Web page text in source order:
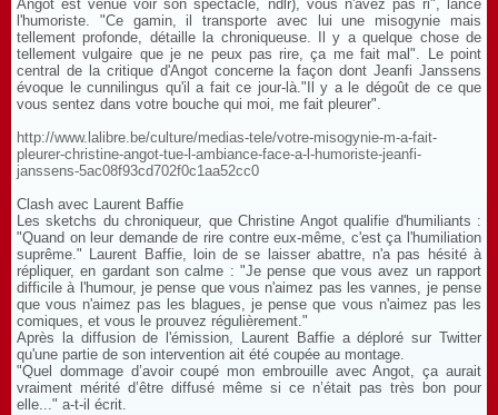
Angot est venue voir son spectacle, ndlr), vous n'avez pas ri", lance
l'humoriste. "Ce gamin, il transporte avec lui une misogynie mais
tellement profonde, détaille la chroniqueuse. Il y a quelque chose de
tellement vulgaire que je ne peux pas rire, ça me fait mal". Le point
central de la critique d'Angot concerne la façon dont Jeanfi Janssens
évoque le cunnilingus qu'il a fait ce jour-là."Il y a le dégoût de ce que
vous sentez dans votre bouche qui moi, me fait pleurer".
http://www.lalibre.be/culture/medias-tele/votre-misogynie-m-a-fait-
pleurer-christine-angot-tue-l-ambiance-face-a-l-humoriste-jeanfi-
janssens-5ac08f93cd702f0c1aa52cc0
Clash avec Laurent Baffie
Les sketchs du chroniqueur, que Christine Angot qualifie d'humiliants :
"Quand on leur demande de rire contre eux-même, c'est ça l'humiliation
suprême." Laurent Baffie, loin de se laisser abattre, n'a pas hésité à
répliquer, en gardant son calme : "Je pense que vous avez un rapport
difficile à l'humour, je pense que vous n'aimez pas les vannes, je pense
que vous n'aimez pas les blagues, je pense que vous n'aimez pas les
comiques, et vous le prouvez régulièrement."
Après la diffusion de l'émission, Laurent Baffie a déploré sur Twitter
qu'une partie de son intervention ait été coupée au montage.
"Quel dommage d’avoir coupé mon embrouille avec Angot, ça aurait
vraiment mérité d’être diffusé même si ce n’était pas très bon pour
elle..." a-t-il écrit.